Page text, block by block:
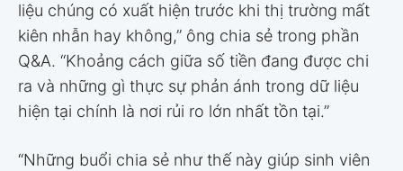
liệu chúng có xuất hiện trước khi thị trường mất
kiên nhẫn hay không,” ông chia sẻ trong phần
Q&A. “Khoảng cách giữa số tiền đang được chi
ra và những gì thực sự phản ánh trong dữ liệu
hiện tại chính là nơi rủi ro lớn nhất tồn tại.”
“Những buổi chia sẻ như thế này giúp sinh viên